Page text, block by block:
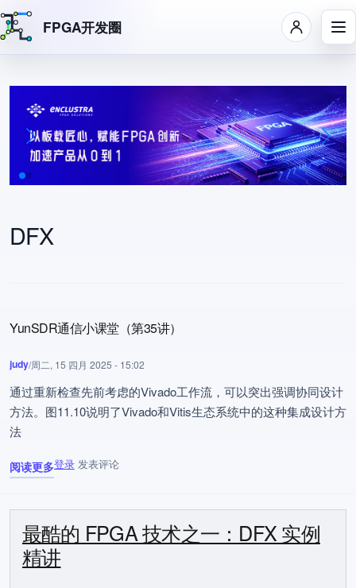
跳转到主要内容
FPGA开发圈
DFX
YunSDR通信小课堂（第35讲）
judy/周二, 15 四月 2025 - 15:02
通过重新检查先前考虑的Vivado工作流，可以突出强调协同设计
方法。图11.10说明了Vivado和Vitis生态系统中的这种集成设计方
法
阅读更多
关于 YunSDR通信小课堂（第35讲）
登录 发表评论
最酷的 FPGA 技术之一：DFX 实例
精讲